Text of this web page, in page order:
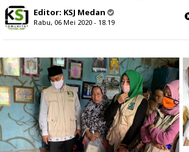
Editor: KSJ Medan
Rabu, 06 Mei 2020 - 18.19